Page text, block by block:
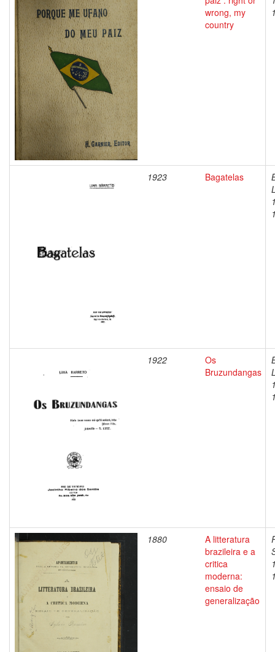
wrong, my
country
1923 Bagatelas
1922
Os
Bruzundangas
1880
A litteratura
brazileira e a
critica
moderna:
ensaio de
generalização